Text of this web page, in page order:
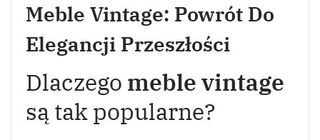
Meble Vintage: Powrót Do
Elegancji Przeszłości
Dlaczego meble vintage
są tak popularne?